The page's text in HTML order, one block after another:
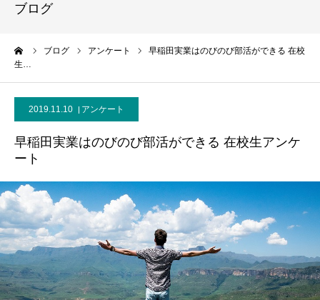
ブログ
ブログ アンケート
早稲田実業はのびのび部活ができる 在校
生…
2019.11.10 アンケート
早稲田実業はのびのび部活ができる 在校生アンケ
ート